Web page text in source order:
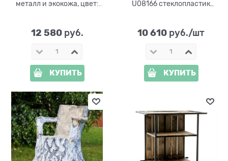
металл и экокожа, цвет:
12 580 руб.
КУПИТЬ
U08166 стеклопластик
10 610 руб./шт
КУПИТЬ